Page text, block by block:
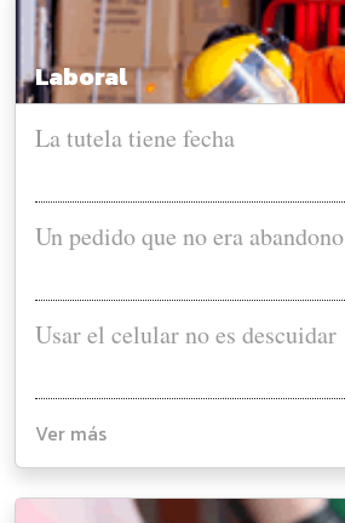
Laboral
La tutela tiene fecha
Un pedido que no era abandono
Usar el celular no es descuidar
Ver más